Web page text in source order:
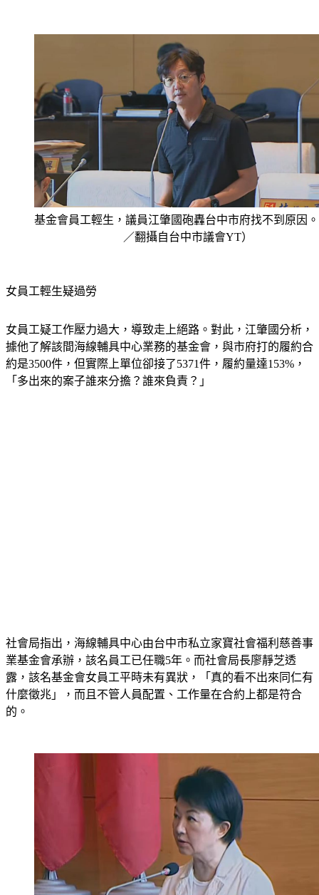
基金會員工輕生，議員江肇國砲轟台中市府找不到原因
女員工疑工作壓力過大，導致走上絕路。對此，江肇國分析，
據他了解該間海線輔具中心業務的基金會，與市府打的履約合
約是3500件，但實際上單位卻接了5371件，履約量達153%，
社會局指出，海線輔具中心由台中市私立家寶社會福利慈善事
業基金會承辦，該名員工已任職5年。而社會局長廖靜芝透
露，該名基金會女員工平時未有異狀，「真的看不出來同仁有
什麼徵兆」，而且不管人員配置、工作量在合約上都是符合